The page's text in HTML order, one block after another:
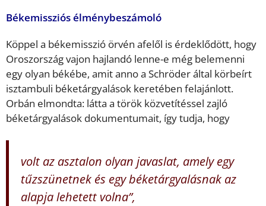
Békemissziós élménybeszámoló
Köppel a békemisszió örvén afelől is érdeklődött, hogy
Oroszország vajon hajlandó lenne-e még belemenni
egy olyan békébe, amit anno a Schröder által körbeírt
isztambuli béketárgyalások keretében felajánlott.
Orbán elmondta: látta a török közvetítéssel zajló
béketárgyalások dokumentumait, így tudja, hogy
volt az asztalon olyan javaslat, amely egy
tűzszünetnek és egy béketárgyalásnak az
alapja lehetett volna”,